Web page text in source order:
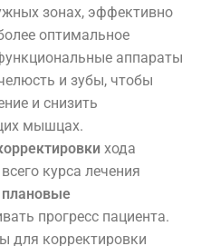
зонах, эффективно
оптимальное
аппараты
и зубы, чтобы
и снизить
мышцах.
хода
курса лечения
плановые
прогресс пациента.
для корректировки